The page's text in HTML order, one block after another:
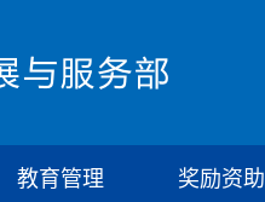
教育管理 奖励资助